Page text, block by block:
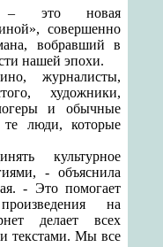
– это новая
совершенно
вобравший в
нашей эпохи.
журналисты,
художники,
и обычные
те люди, которые
культурное
- объяснила
- Это помогает
на
делает всех
текстами. Мы все